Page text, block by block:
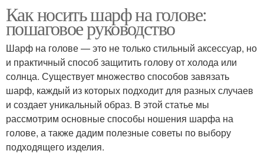
Как носить шарф на голове:
пошаговое руководство
Шарф на голове — это не только стильный аксессуар, но
и практичный способ защитить голову от холода или
солнца. Существует множество способов завязать
шарф, каждый из которых подходит для разных случаев
и создает уникальный образ. В этой статье мы
рассмотрим основные способы ношения шарфа на
голове, а также дадим полезные советы по выбору
подходящего изделия.